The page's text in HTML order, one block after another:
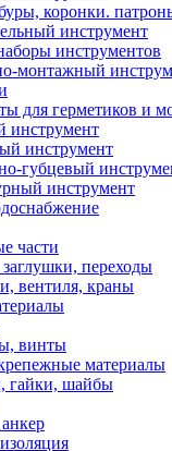
коронки.
инструмент
инструментов
монтажный
для герметиков и
инструмент
инструмент
губцевый
инструмент
части
переходы
вентиля, краны
винты
материалы
гайки, шайбы